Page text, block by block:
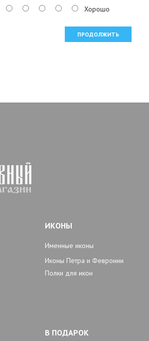
Хорошо
ПРОДОЛЖИТЬ
ИКОНЫ
Именные иконы
Иконы Петра и Февронии
Полки для икон
В ПОДАРОК